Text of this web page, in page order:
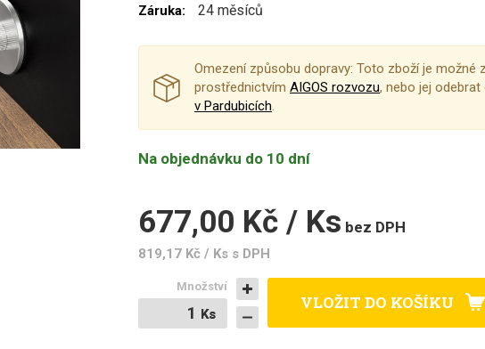
Záruka: 24 měsíců
Omezení způsobu dopravy: Toto zboží je možné
prostřednictvím AIGOS rozvozu, nebo jej
v Pardubicích.
Na objednávku do 10 dní
677,00 Kč / Ks bez DPH
819,17 Kč / Ks s DPH
Ks
Ks
Množství
VLOŽIT DO KOŠÍKU